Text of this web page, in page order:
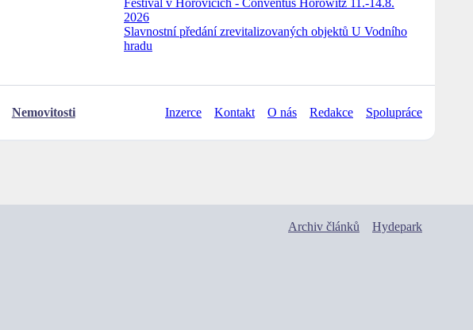
Festival v Hořovicích - Conventus Horowitz 11.-14.8.
2026
Slavnostní předání zrevitalizovaných objektů U Vodního
hradu
Nemovitosti Inzerce Kontakt O nás Redakce Spolupráce
Archiv článků Hydepark